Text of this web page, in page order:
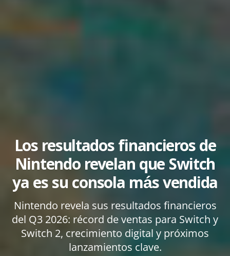
Los resultados financieros de
Nintendo revelan que Switch
ya es su consola más vendida
Nintendo revela sus resultados financieros
del Q3 2026: récord de ventas para Switch y
Switch 2, crecimiento digital y próximos
lanzamientos clave.